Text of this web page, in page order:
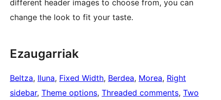
different header images to choose from, you can
change the look to fit your taste.
Ezaugarriak
Beltza, Iluna, Fixed Width, Berdea, Morea, Right
sidebar, Theme options, Threaded comments, Two